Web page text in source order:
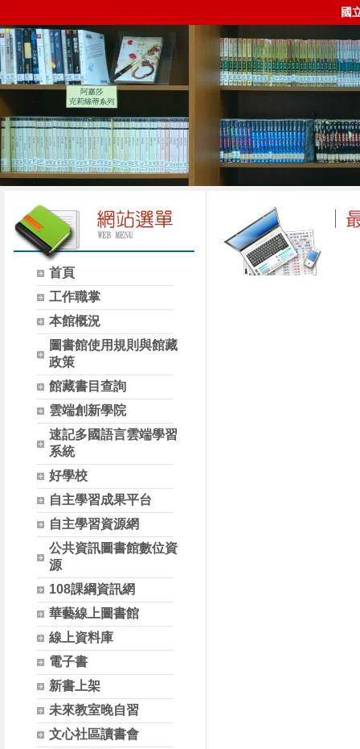
國
首頁
工作職掌
本館概況
圖書館使用規則與館藏
政策
館藏書目查詢
雲端創新學院
速記多國語言雲端學習
系統
好學校
自主學習成果平台
自主學習資源網
公共資訊圖書館數位資
源
108課綱資訊網
華藝線上圖書館
線上資料庫
電子書
新書上架
未來教室晚自習
文心社區讀書會